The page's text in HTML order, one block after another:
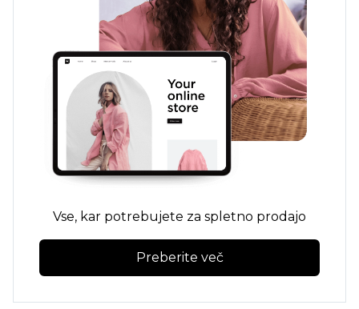
Vse, kar potrebujete za spletno prodajo
Preberite več